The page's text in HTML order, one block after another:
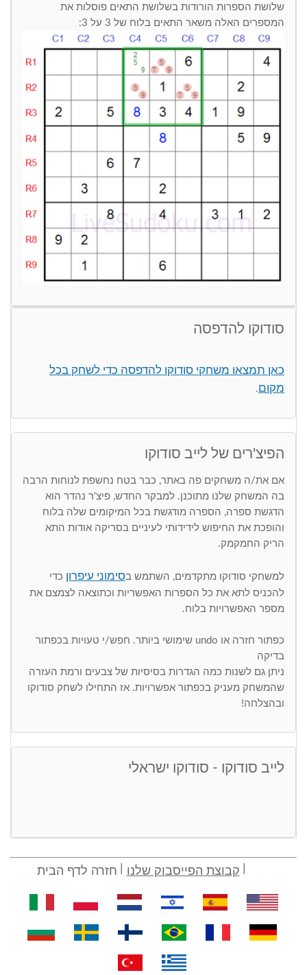
שלושת הספרות הורודות בשלושת התאים פוסלות את
המספרים האלה משאר התאים בלוח של 3 על 3:
סודוקו להדפסה
כאן תמצאו משחקי סודוקו להדפסה כדי לשחק בכל
מקום.
הפיצ'רים של לייב סודוקו
אם את/ה משחקים פה באתר, כבר בטח נחשפת לנוחות הרבה
בה המשחק שלנו מתוכנן. למבקר החדש, פיצ'ר נהדר הוא
הדגשת ספרה, הספרה מודגשת בכל המיקומים שלה בלוח
והופכת את החיפוש לידידותי לעיניים בסריקה אודות התא
הריק החמקמק.
למשחקי סודוקו מתקדמים, השתמש בסימוני עיפרון כדי
להכניס לתא את כל הספרות האפשריות וכתוצאה לצמצם את
מספר האפשרויות בלוח.
כפתור חזרה או undo שימושי ביותר. חפש/י טעויות בכפתור
בדיקה
ניתן גם לשנות כמה הגדרות בסיסיות של צבעים ורמת העזרה
שהמשחק מעניק בכפתור אפשרויות. אז התחילו לשחק סודוקו
ובהצלחה!
לייב סודוקו - סודוקו ישראלי
קבוצת הפייסבוק שלנו חזרה לדף הבית